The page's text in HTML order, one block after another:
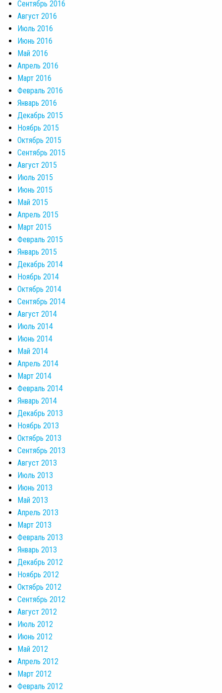
Сентябрь 2016
Август 2016
Июль 2016
Июнь 2016
Май 2016
Апрель 2016
Март 2016
Февраль 2016
Январь 2016
Декабрь 2015
Ноябрь 2015
Октябрь 2015
Сентябрь 2015
Август 2015
Июль 2015
Июнь 2015
Май 2015
Апрель 2015
Март 2015
Февраль 2015
Январь 2015
Декабрь 2014
Ноябрь 2014
Октябрь 2014
Сентябрь 2014
Август 2014
Июль 2014
Июнь 2014
Май 2014
Апрель 2014
Март 2014
Февраль 2014
Январь 2014
Декабрь 2013
Ноябрь 2013
Октябрь 2013
Сентябрь 2013
Август 2013
Июль 2013
Июнь 2013
Май 2013
Апрель 2013
Март 2013
Февраль 2013
Январь 2013
Декабрь 2012
Ноябрь 2012
Октябрь 2012
Сентябрь 2012
Август 2012
Июль 2012
Июнь 2012
Май 2012
Апрель 2012
Март 2012
Февраль 2012